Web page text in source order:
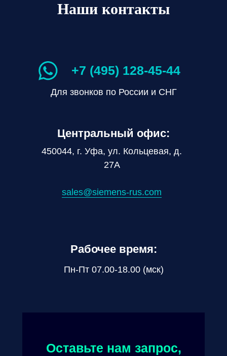
Наши контакты
Оставьте нам запрос,
Для звонков по России и СНГ
+7 (495) 128-45-44
450044, г. Уфа, ул. Кольцевая, д.
27А
sales@siemens-rus.com
Центральный офис:
Пн-Пт 07.00-18.00 (мск)
Рабочее время: